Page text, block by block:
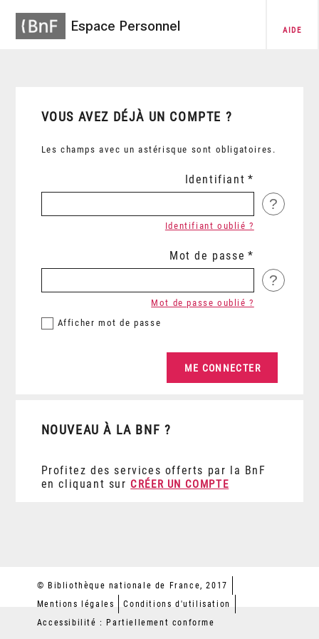
Espace Personnel AIDE
VOUS AVEZ DÉJÀ UN COMPTE ?
Les champs avec un astérisque sont obligatoires.
Identifiant
?
Identifiant oublié ?
Mot de passe
?
Afficher mot de passe
Mot de passe oublié ?
NOUVEAU À LA BNF ?
Profitez des services offerts par la BnF
en cliquant sur CRÉER UN COMPTE
© Bibliothèque nationale de France, 2017
Mentions légales
Conditions d'utilisation
Accessibilité : Partiellement conforme